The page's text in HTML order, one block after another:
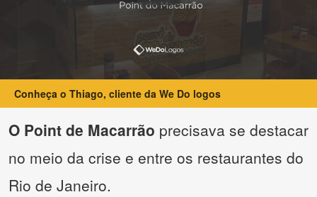
Conheça o Thiago, cliente da We Do logos
O Point de Macarrão precisava se destacar
no meio da crise e entre os restaurantes do
Rio de Janeiro.